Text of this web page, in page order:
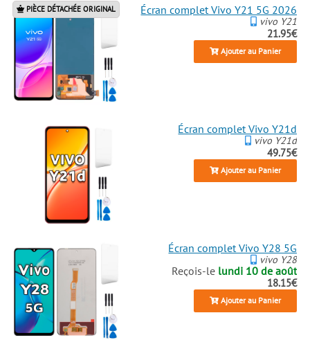
PIÈCE DÉTACHÉE ORIGINAL Écran complet Vivo Y21 5G 2026
vivo Y21
21.95€
Ajouter au Panier
Écran complet Vivo Y21d
vivo Y21d
49.75€
Ajouter au Panier
Écran complet Vivo Y28 5G
vivo Y28
Reçois-le lundi 10 de août
18.15€
Ajouter au Panier